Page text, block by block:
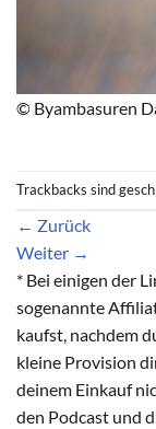
© Byambasuren
Trackbacks sind
← Zurück
Weiter →
* Bei einigen der
sogenannte
kaufst, nachdem
kleine Provision
deinem Einkauf
den Podcast und